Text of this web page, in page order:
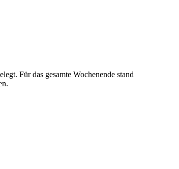
Für das gesamte Wochenende stand